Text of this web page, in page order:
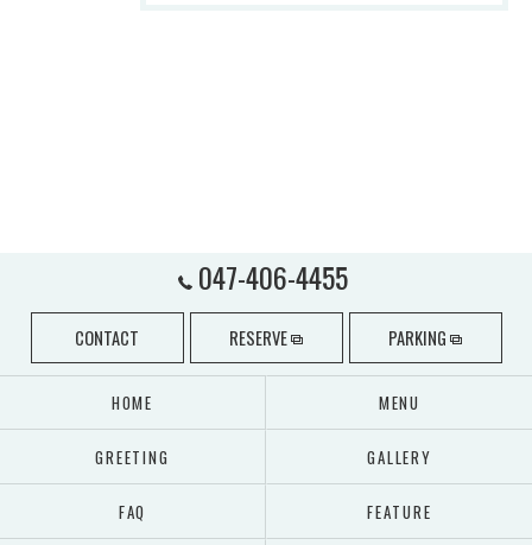
047-406-4455
CONTACT RESERVE PARKING
HOME MENU
GREETING GALLERY
FAQ FEATURE